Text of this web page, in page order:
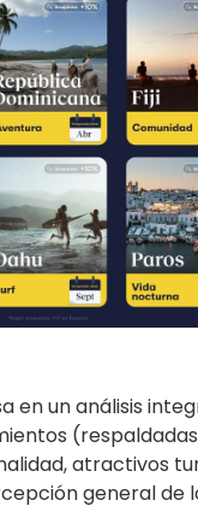
en un análisis
atractivos
general de